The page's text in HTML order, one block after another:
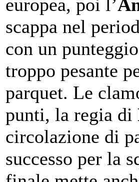
europea, poi l’
scappa nel
con un
troppo pesante
parquet. Le
punti, la regia di
circolazione di
successo per la